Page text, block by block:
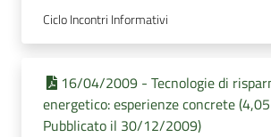
Ciclo Incontri Informativi
16/04/2009 - Tecnologie di
energetico: esperienze concrete
Pubblicato il 30/12/2009)